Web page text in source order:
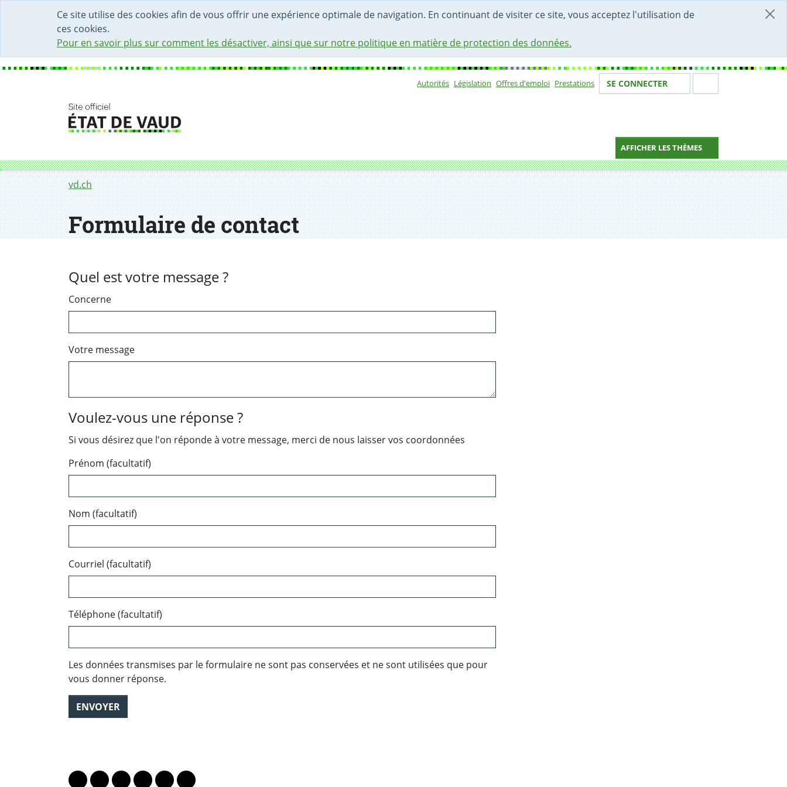
Ce site utilise des cookies afin de vous offrir une expérience optimale de navigation. En continuant de visiter ce site, vous acceptez l'utilisation de
ces cookies.
Pour en savoir plus sur comment les désactiver, ainsi que sur notre politique en matière de protection des données.
DÉBUT DU CONTENU DE LA PAGE
ACCÈS AU CHAMP DE RECHERCHE
PAGE D'ACCUEIL
FORMULAIRE DE CONTACT
Autorités Législation Offres d'emploi Prestations Votre identité
SE CONNECTER
AFFICHER LES THÈMES
Fil d'Ariane
vd.ch
Formulaire de contact
Formulaire de contact
Quel est votre message ?
Concerne
Votre message
Voulez-vous une réponse ?
Si vous désirez que l'on réponde à votre message, merci de nous laisser vos coordonnées
Prénom (facultatif)
Nom (facultatif)
Courriel (facultatif)
Téléphone (facultatif)
Les données transmises par le formulaire ne sont pas conservées et ne sont utilisées que pour
vous donner réponse.
ENVOYER